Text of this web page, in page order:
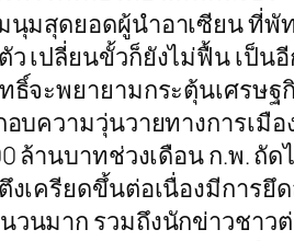
นุมสุดยอดผู้นำอาเซียน ที่พั
เปลี่ยนขั้วก็ยังไม่ฟื้น เป็น
ธิ์จะพยายามกระตุ้นเศรษ
อบความวุ่นวายทางการเ
ล้านบาทช่วงเดือน ก.พ. ถัด
งเครียดขึ้นต่อเนื่องมีการ
วนมาก รวมถึงนักข่าวชาว